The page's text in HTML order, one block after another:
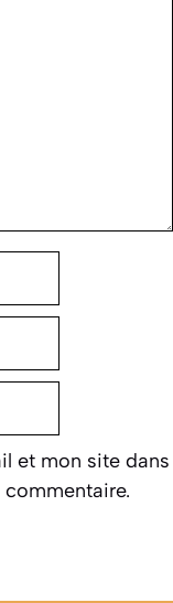
et mon site dans